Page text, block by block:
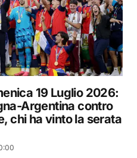
19 Luglio 2026:
Argentina contro
chi ha vinto la serata